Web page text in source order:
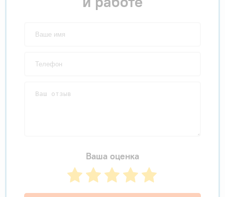
Ваша оценка